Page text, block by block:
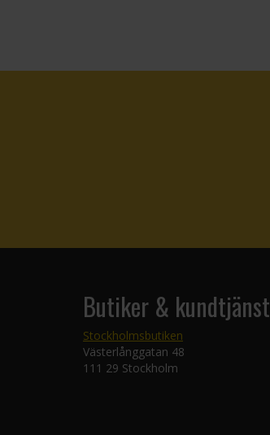
Butiker & kundtjänst
Stockholmsbutiken
Västerlånggatan 48
111 29 Stockholm